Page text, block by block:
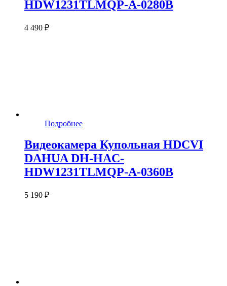
HDW1231TLMQP-A-0280B
4 490 ₽
Подробнее
Видеокамера Купольная HDCVI
DAHUA DH-HAC-
HDW1231TLMQP-A-0360B
5 190 ₽